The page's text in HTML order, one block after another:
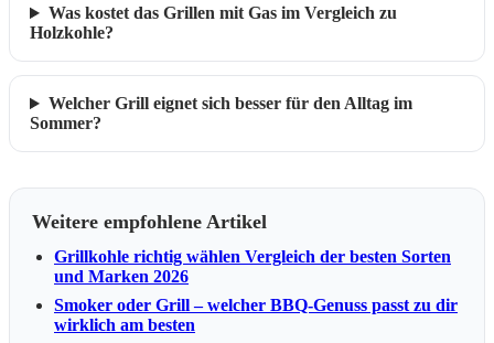
Was kostet das Grillen mit Gas im Vergleich zu
Holzkohle?
Welcher Grill eignet sich besser für den Alltag im
Sommer?
Weitere empfohlene Artikel
Grillkohle richtig wählen Vergleich der besten Sorten
und Marken 2026
Smoker oder Grill – welcher BBQ-Genuss passt zu dir
wirklich am besten